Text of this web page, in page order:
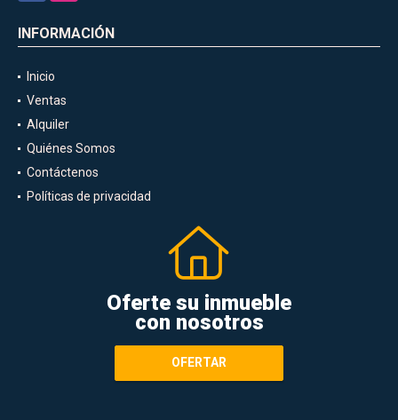
INFORMACIÓN
Inicio
Ventas
Alquiler
Quiénes Somos
Contáctenos
Políticas de privacidad
Oferte su inmueble
con nosotros
OFERTAR